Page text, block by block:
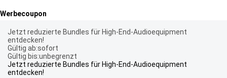
Werbecoupon
Jetzt reduzierte Bundles für High-End-Audioequipment
entdecken!
Gültig ab:sofort
Gültig bis:unbegrenzt
Jetzt reduzierte Bundles für High-End-Audioequipment
entdecken!